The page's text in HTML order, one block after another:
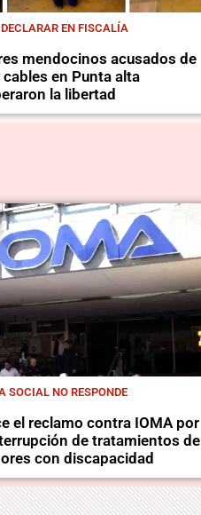
EN FISCALÍA
mendocinos acusados de
cables en Punta alta
la libertad
SOCIAL NO RESPONDE
el reclamo contra IOMA por
de tratamientos de
con discapacidad